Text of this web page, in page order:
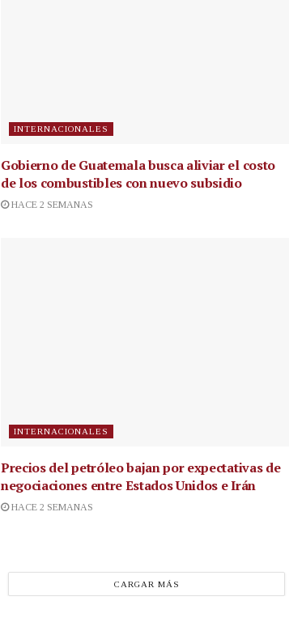
INTERNACIONALES
Gobierno de Guatemala busca aliviar el costo
de los combustibles con nuevo subsidio
HACE 2 SEMANAS
INTERNACIONALES
Precios del petróleo bajan por expectativas de
negociaciones entre Estados Unidos e Irán
HACE 2 SEMANAS
CARGAR MÁS